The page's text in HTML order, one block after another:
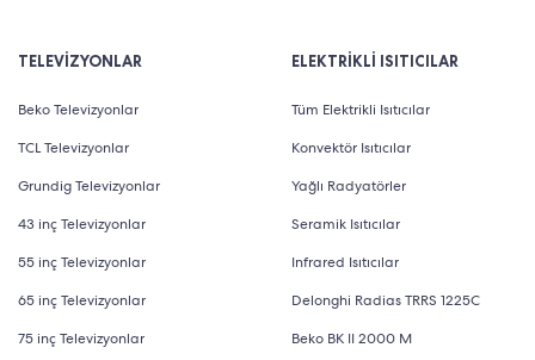
TELEVİZYONLAR
Beko Televizyonlar
TCL Televizyonlar
Grundig Televizyonlar
43 inç Televizyonlar
55 inç Televizyonlar
65 inç Televizyonlar
75 inç Televizyonlar
ELEKTRİKLİ ISITICILAR
Tüm Elektrikli Isıtıcılar
Konvektör Isıtıcılar
Yağlı Radyatörler
Seramik Isıtıcılar
Infrared Isıtıcılar
Delonghi Radias TRRS 1225C
Beko BK II 2000 M